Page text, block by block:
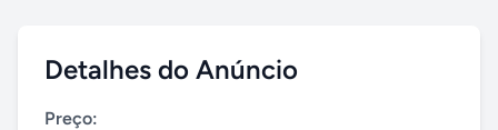
Detalhes do Anúncio
Preço: